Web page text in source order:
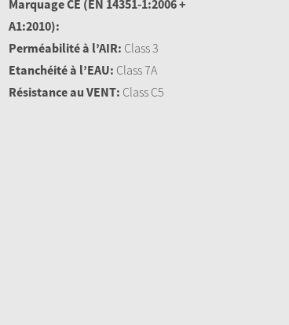
Marquage CE (EN 14351-1:2006 +
A1:2010):
Perméabilité à l’AIR: Class 3
Etanchéité à l’EAU: Class 7A
Résistance au VENT: Class C5